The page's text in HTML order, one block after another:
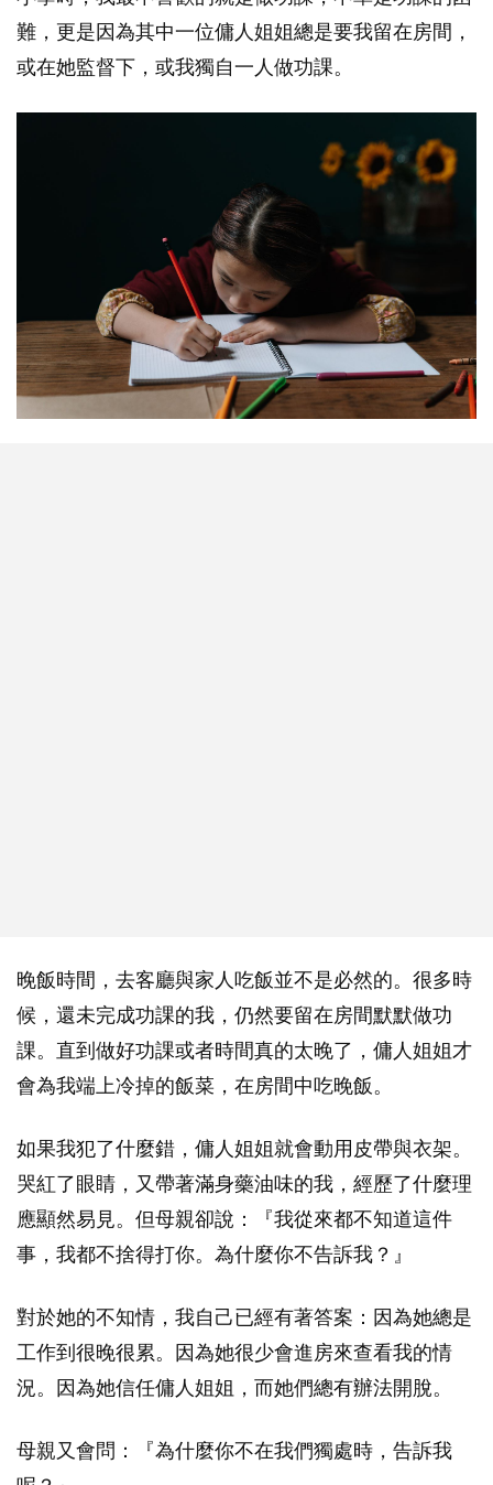
難，更是因為其中一位傭人姐姐總是要我留在房間，
或在她監督下，或我獨自一人做功課。
晚飯時間，去客廳與家人吃飯並不是必然的。很多時
候，還未完成功課的我，仍然要留在房間默默做功
課。直到做好功課或者時間真的太晚了，傭人姐姐才
會為我端上冷掉的飯菜，在房間中吃晚飯。
如果我犯了什麼錯，傭人姐姐就會動用皮帶與衣架。
哭紅了眼睛，又帶著滿身藥油味的我，經歷了什麼理
應顯然易見。但母親卻說：『我從來都不知道這件
事，我都不捨得打你。為什麼你不告訴我？』
對於她的不知情，我自己已經有著答案：因為她總是
工作到很晚很累。因為她很少會進房來查看我的情
況。因為她信任傭人姐姐，而她們總有辦法開脫。
母親又會問：『為什麼你不在我們獨處時，告訴我